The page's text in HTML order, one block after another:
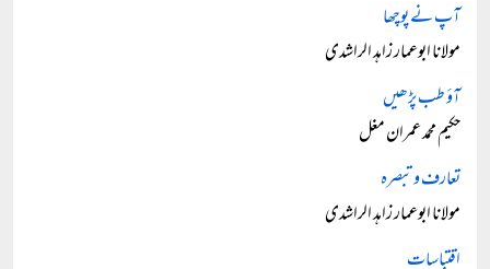
آپ نے پوچھا
مولانا ابوعمار زاہد الراشدی
آؤ طب پڑھیں
حکیم محمد عمران مغل
تعارف و تبصرہ
مولانا ابوعمار زاہد الراشدی
اقتباسات